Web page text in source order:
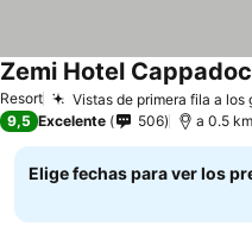
Resort Vistas de primera fila a los
Zemi Hotel
9,5 Excelente 506 a 0.5
Elige fechas para ver los